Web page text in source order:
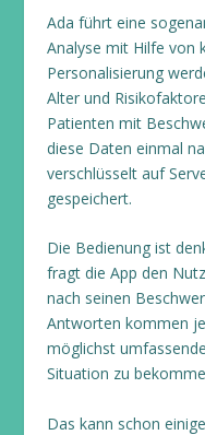
Ada führt eine
Analyse mit Hilfe von
Personalisierung
Alter und
Patienten mit
diese Daten einmal
verschlüsselt auf
gespeichert.
Die Bedienung ist
fragt die App den
nach seinen
Antworten kommen
möglichst
Situation zu
Das kann schon